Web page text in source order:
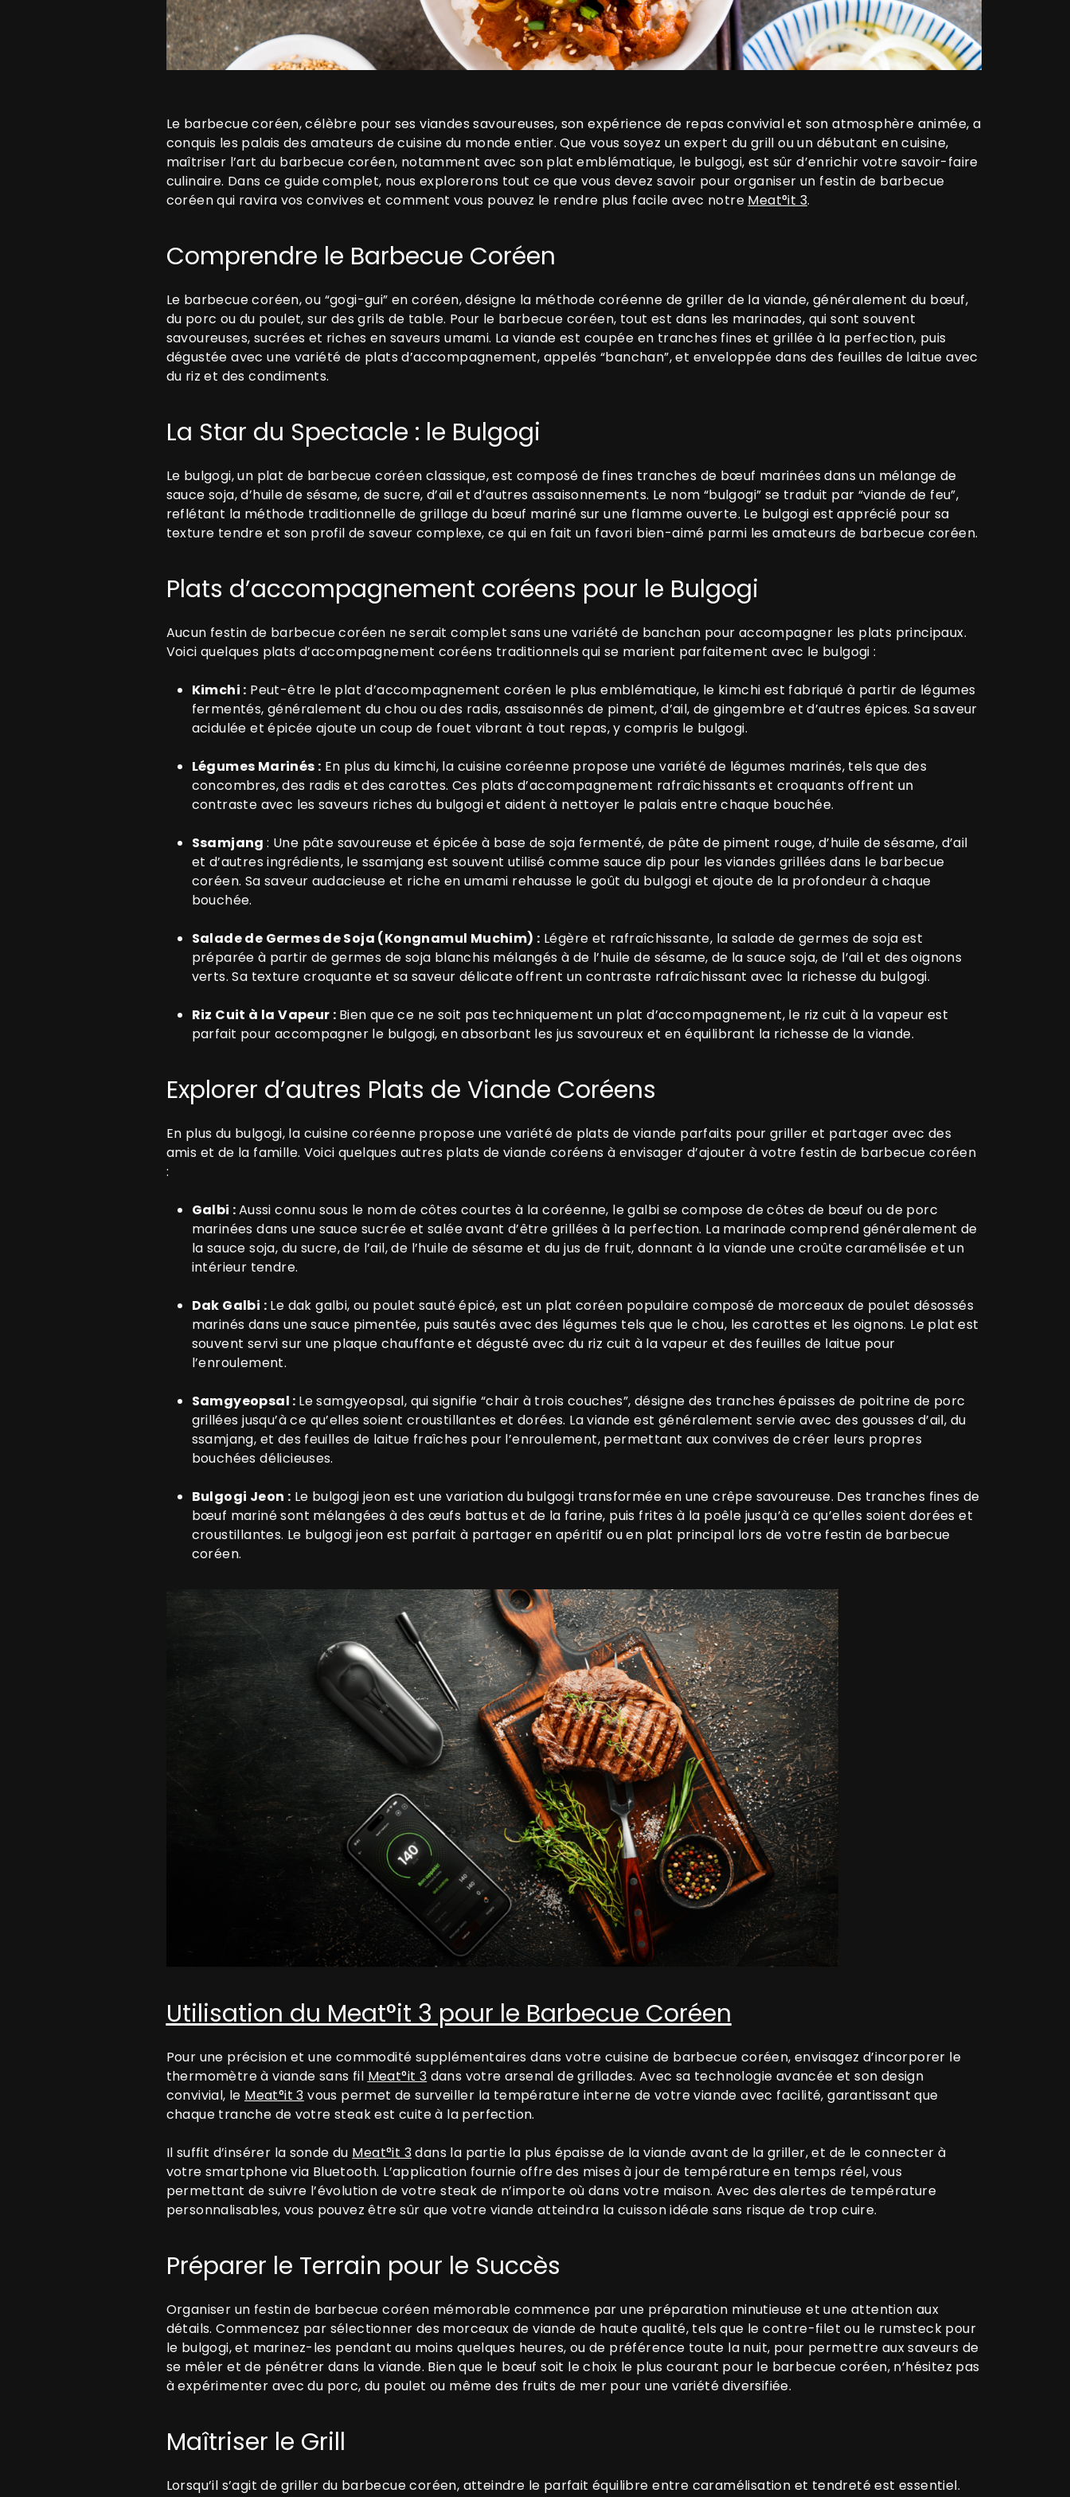
Le barbecue coréen, célèbre pour ses viandes savoureuses, son expérience de repas convivial et son atmosphère animée, a
conquis les palais des amateurs de cuisine du monde entier. Que vous soyez un expert du grill ou un débutant en cuisine,
maîtriser l’art du barbecue coréen, notamment avec son plat emblématique, le bulgogi, est sûr d’enrichir votre savoir-faire
culinaire. Dans ce guide complet, nous explorerons tout ce que vous devez savoir pour organiser un festin de barbecue
coréen qui ravira vos convives et comment vous pouvez le rendre plus facile avec notre Meat°it 3.
Comprendre le Barbecue Coréen
Le barbecue coréen, ou “gogi-gui” en coréen, désigne la méthode coréenne de griller de la viande, généralement du bœuf,
du porc ou du poulet, sur des grils de table. Pour le barbecue coréen, tout est dans les marinades, qui sont souvent
savoureuses, sucrées et riches en saveurs umami. La viande est coupée en tranches fines et grillée à la perfection, puis
dégustée avec une variété de plats d’accompagnement, appelés “banchan”, et enveloppée dans des feuilles de laitue avec
du riz et des condiments.
La Star du Spectacle : le Bulgogi
Le bulgogi, un plat de barbecue coréen classique, est composé de fines tranches de bœuf marinées dans un mélange de
sauce soja, d’huile de sésame, de sucre, d’ail et d’autres assaisonnements. Le nom “bulgogi” se traduit par “viande de feu”,
reflétant la méthode traditionnelle de grillage du bœuf mariné sur une flamme ouverte. Le bulgogi est apprécié pour sa
texture tendre et son profil de saveur complexe, ce qui en fait un favori bien-aimé parmi les amateurs de barbecue coréen.
Plats d’accompagnement coréens pour le Bulgogi
Aucun festin de barbecue coréen ne serait complet sans une variété de banchan pour accompagner les plats principaux.
Voici quelques plats d’accompagnement coréens traditionnels qui se marient parfaitement avec le bulgogi :
Kimchi : Peut-être le plat d’accompagnement coréen le plus emblématique, le kimchi est fabriqué à partir de légumes
fermentés, généralement du chou ou des radis, assaisonnés de piment, d’ail, de gingembre et d’autres épices. Sa saveur
acidulée et épicée ajoute un coup de fouet vibrant à tout repas, y compris le bulgogi.
Légumes Marinés : En plus du kimchi, la cuisine coréenne propose une variété de légumes marinés, tels que des
concombres, des radis et des carottes. Ces plats d’accompagnement rafraîchissants et croquants offrent un
contraste avec les saveurs riches du bulgogi et aident à nettoyer le palais entre chaque bouchée.
Ssamjang: Une pâte savoureuse et épicée à base de soja fermenté, de pâte de piment rouge, d’huile de sésame, d’ail
et d’autres ingrédients, le ssamjang est souvent utilisé comme sauce dip pour les viandes grillées dans le barbecue
coréen. Sa saveur audacieuse et riche en umami rehausse le goût du bulgogi et ajoute de la profondeur à chaque
bouchée.
Salade de Germes de Soja (Kongnamul Muchim) : Légère et rafraîchissante, la salade de germes de soja est
préparée à partir de germes de soja blanchis mélangés à de l’huile de sésame, de la sauce soja, de l’ail et des oignons
verts. Sa texture croquante et sa saveur délicate offrent un contraste rafraîchissant avec la richesse du bulgogi.
Riz Cuit à la Vapeur : Bien que ce ne soit pas techniquement un plat d’accompagnement, le riz cuit à la vapeur est
parfait pour accompagner le bulgogi, en absorbant les jus savoureux et en équilibrant la richesse de la viande.
Explorer d’autres Plats de Viande Coréens
En plus du bulgogi, la cuisine coréenne propose une variété de plats de viande parfaits pour griller et partager avec des
amis et de la famille. Voici quelques autres plats de viande coréens à envisager d’ajouter à votre festin de barbecue coréen
:
Galbi :Aussi connu sous le nom de côtes courtes à la coréenne, le galbi se compose de côtes de bœuf ou de porc
marinées dans une sauce sucrée et salée avant d’être grillées à la perfection. La marinade comprend généralement de
la sauce soja, du sucre, de l’ail, de l’huile de sésame et du jus de fruit, donnant à la viande une croûte caramélisée et un
intérieur tendre.
Dak Galbi :Le dak galbi, ou poulet sauté épicé, est un plat coréen populaire composé de morceaux de poulet désossés
marinés dans une sauce pimentée, puis sautés avec des légumes tels que le chou, les carottes et les oignons. Le plat est
souvent servi sur une plaque chauffante et dégusté avec du riz cuit à la vapeur et des feuilles de laitue pour
l’enroulement.
Samgyeopsal : Le samgyeopsal, qui signifie “chair à trois couches”, désigne des tranches épaisses de poitrine de porc
grillées jusqu’à ce qu’elles soient croustillantes et dorées. La viande est généralement servie avec des gousses d’ail, du
ssamjang, et des feuilles de laitue fraîches pour l’enroulement, permettant aux convives de créer leurs propres
bouchées délicieuses.
Bulgogi Jeon : Le bulgogi jeon est une variation du bulgogi transformée en une crêpe savoureuse. Des tranches fines de
bœuf mariné sont mélangées à des œufs battus et de la farine, puis frites à la poêle jusqu’à ce qu’elles soient dorées et
croustillantes. Le bulgogi jeon est parfait à partager en apéritif ou en plat principal lors de votre festin de barbecue
coréen.
Utilisation du Meat°it 3 pour le Barbecue Coréen
Pour une précision et une commodité supplémentaires dans votre cuisine de barbecue coréen, envisagez d’incorporer le
thermomètre à viande sans fil Meat°it 3 dans votre arsenal de grillades. Avec sa technologie avancée et son design
convivial, le Meat°it 3 vous permet de surveiller la température interne de votre viande avec facilité, garantissant que
chaque tranche de votre steak est cuite à la perfection.
Il suffit d’insérer la sonde du Meat°it 3dans la partie la plus épaisse de la viande avant de la griller, et de le connecter à
votre smartphone via Bluetooth. L’application fournie offre des mises à jour de température en temps réel, vous
permettant de suivre l’évolution de votre steak de n’importe où dans votre maison. Avec des alertes de température
personnalisables, vous pouvez être sûr que votre viande atteindra la cuisson idéale sans risque de trop cuire.
Préparer le Terrain pour le Succès
Organiser un festin de barbecue coréen mémorable commence par une préparation minutieuse et une attention aux
détails. Commencez par sélectionner des morceaux de viande de haute qualité, tels que le contre-filet ou le rumsteck pour
le bulgogi, et marinez-les pendant au moins quelques heures, ou de préférence toute la nuit, pour permettre aux saveurs de
se mêler et de pénétrer dans la viande. Bien que le bœuf soit le choix le plus courant pour le barbecue coréen, n’hésitez pas
à expérimenter avec du porc, du poulet ou même des fruits de mer pour une variété diversifiée.
Maîtriser le Grill
Lorsqu’il s’agit de griller du barbecue coréen, atteindre le parfait équilibre entre caramélisation et tendreté est essentiel.